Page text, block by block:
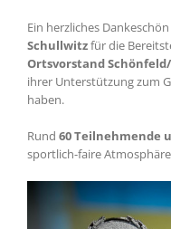
Ein herzliches
Schullwitzfür die
Ortsvorstand
ihrer Unterstützung zum
haben.
Rund 60 Teilnehmende
sportlich-faire